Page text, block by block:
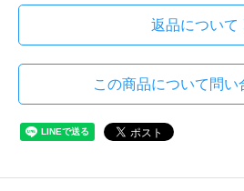
返品について
この商品について問い